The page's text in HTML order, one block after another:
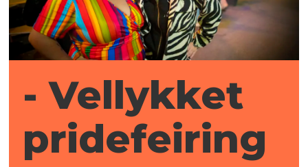
- Vellykket
pridefeiring